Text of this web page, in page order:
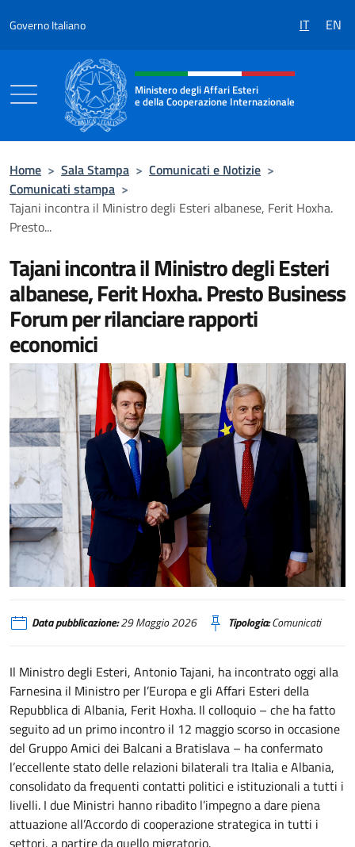
Governo Italiano IT EN
Intestazione sito, social e menù
Ministero degli Affari Esteri
e della Cooperazione Internazionale
Home > Sala Stampa > Comunicati e Notizie >
Comunicati stampa >
Tajani incontra il Ministro degli Esteri albanese, Ferit Hoxha.
Presto...
Tajani incontra il Ministro degli Esteri
albanese, Ferit Hoxha. Presto Business
Forum per rilanciare rapporti
economici
presto business forum
Data pubblicazione:29 Maggio 2026 Tipologia:Comunicati
Il Ministro degli Esteri, Antonio Tajani, ha incontrato oggi alla
Farnesina il Ministro per l’Europa e gli Affari Esteri della
Repubblica di Albania, Ferit Hoxha. Il colloquio – che ha fatto
seguito ad un primo incontro il 12 maggio scorso in occasione
del Gruppo Amici dei Balcani a Bratislava – ha confermato
l’eccellente stato delle relazioni bilaterali tra Italia e Albania,
consolidato da frequenti contatti politici e istituzionali a tutti i
livelli. I due Ministri hanno ribadito l’impegno a dare piena
attuazione all’Accordo di cooperazione strategica in tutti i